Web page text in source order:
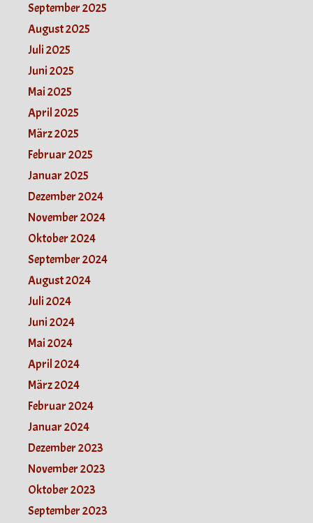
September 2025
August 2025
Juli 2025
Juni 2025
Mai 2025
April 2025
März 2025
Februar 2025
Januar 2025
Dezember 2024
November 2024
Oktober 2024
September 2024
August 2024
Juli 2024
Juni 2024
Mai 2024
April 2024
März 2024
Februar 2024
Januar 2024
Dezember 2023
November 2023
Oktober 2023
September 2023